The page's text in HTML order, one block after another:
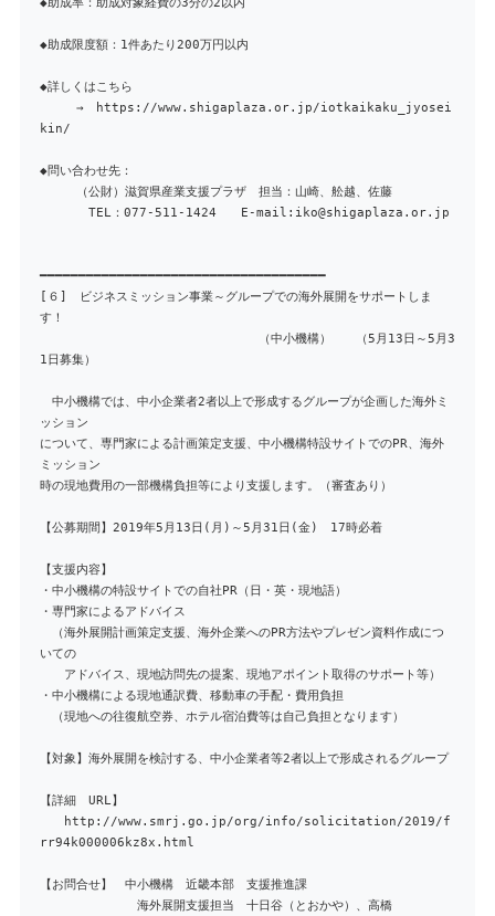
◆助成率：助成対象経費の3分の2以内
◆助成限度額：1件あたり200万円以内
◆詳しくはこちら
→ https://www.shigaplaza.or.jp/iotkaikaku_jyosei
kin/
◆問い合わせ先：
（公財）滋賀県産業支援プラザ 担当：山崎、舩越、佐藤
TEL：077-511-1424 E-mail:iko@shigaplaza.or.jp
━━━━━━━━━━━━━━━━━━━━━━━━━━━━━━━━━━━━━
[６] ビジネスミッション事業～グループでの海外展開をサポートしま
す！
（中小機構） （5月13日～5月3
1日募集）
中小機構では、中小企業者2者以上で形成するグループが企画した海外ミ
ッション
について、専門家による計画策定支援、中小機構特設サイトでのPR、海外
ミッション
時の現地費用の一部機構負担等により支援します。（審査あり）
【公募期間】2019年5月13日(月)～5月31日(金) 17時必着
【支援内容】
・中小機構の特設サイトでの自社PR（日・英・現地語）
・専門家によるアドバイス
（海外展開計画策定支援、海外企業へのPR方法やプレゼン資料作成につ
いての
アドバイス、現地訪問先の提案、現地アポイント取得のサポート等）
・中小機構による現地通訳費、移動車の手配・費用負担
（現地への往復航空券、ホテル宿泊費等は自己負担となります）
【対象】海外展開を検討する、中小企業者等2者以上で形成されるグループ
【詳細 URL】
http://www.smrj.go.jp/org/info/solicitation/2019/f
rr94k000006kz8x.html
【お問合せ】 中小機構 近畿本部 支援推進課
海外展開支援担当 十日谷（とおかや）、高橋